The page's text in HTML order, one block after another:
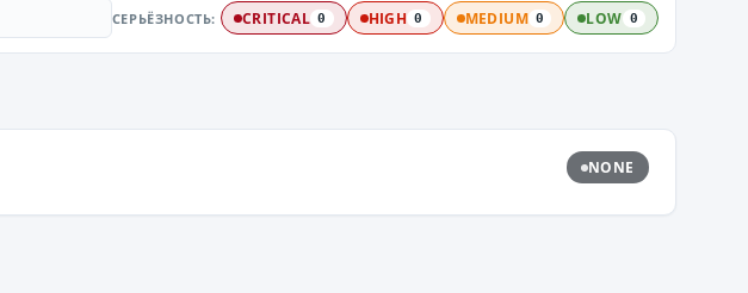
СЕРЬЁЗНОСТЬ: CRITICAL 0 HIGH 0 MEDIUM 0 LOW 0
NONE